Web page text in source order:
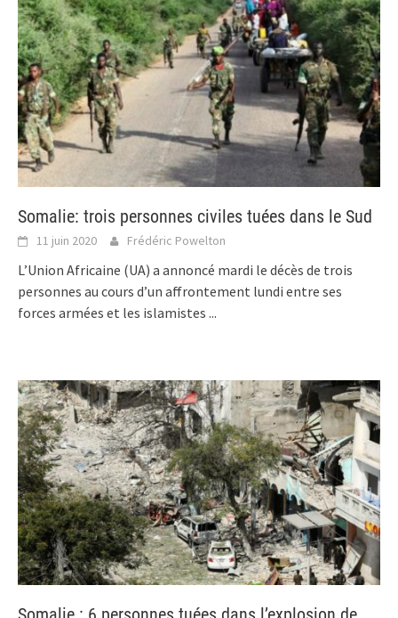
Somalie: trois personnes civiles tuées dans le Sud
11 juin 2020 Frédéric Powelton
L’Union Africaine (UA) a annoncé mardi le décès de trois
personnes au cours d’un affrontement lundi entre ses
forces armées et les islamistes ...